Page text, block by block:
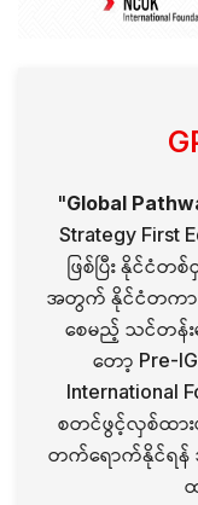
"Global
Strategy First
ဖြစ်ပြီး နိုင်ငံတစ်
အတွက် နိုင်ငံတကာ
စေမည့် သင်တန်း
တော့ Pre-
International
စတင်ဖွင့်လှစ်ထား
တက်ရောက်နိုင်ရ